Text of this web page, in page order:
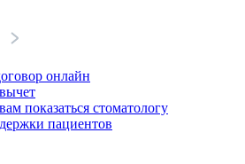
онлайн
показаться стоматологу
пациентов